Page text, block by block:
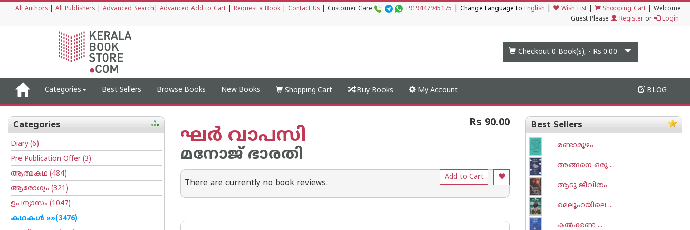
All Authors All Publishers Advanced Search Advanced Add to Cart Request a Book Contact Us Customer Care +919447945175 Change Language to English Wish List Shopping Cart
Welcome
Guest Please
Register or Login
Checkout 0 Book(s), - Rs 0.00
Categories Best Sellers Browse Books New Books Shopping Cart Buy Books My Account BLOG
Categories
Diary (6)
Pre Publication Offer(3)
ആത്മകഥ (484)
ആരോഗ്യം (321)
ഉപന്യാസം (1047)
കഥകള്‍ »»(3476)
ഘര്‍ വാപസി
മനോജ് ഭാരതി
Rs 90.00
Add to Cart
There are currently no book reviews.
Best Sellers
രണ്ടാമൂഴം
അങ്ങനെ ഒരു ...
ആടു ജീവിതം
മെലൂഹയിലെ ...
കല്‍ക്കണ്ട ...